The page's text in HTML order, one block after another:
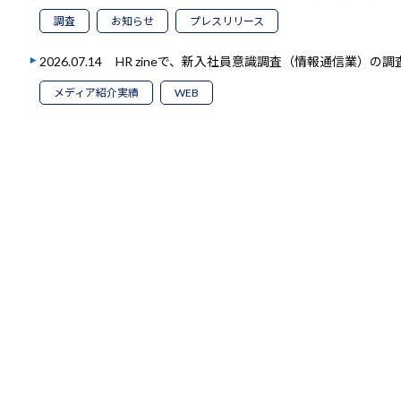
調査 お知らせ プレスリリース
2026.07.14 HR zineで、新入社員意識調査（情報通信業）の
メディア紹介実績 WEB